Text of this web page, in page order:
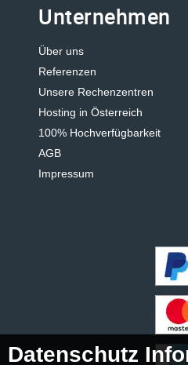
Unternehmen
Über uns
Referenzen
Unsere Rechenzentren
Hosting in Österreich
100% Hochverfügbarkeit
AGB
Impressum
Datenschutz